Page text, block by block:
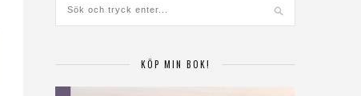
KÖP MIN BOK!